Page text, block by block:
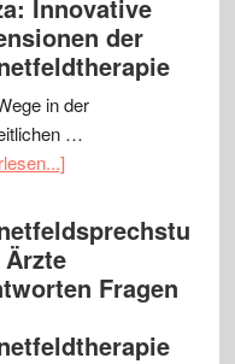
Innovative
der
in der
…
Fragen